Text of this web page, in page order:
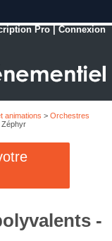
Pro |Connexion
animations > Orchestres
Zéphyr
-